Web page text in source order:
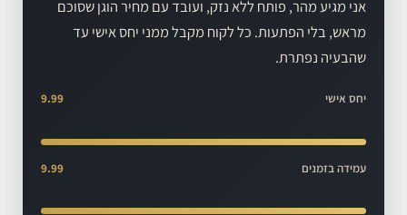
אני מגיע מהר, פותח ללא נזק, ועובד עם מחיר הוגן שסוכם
מראש, בלי הפתעות. כל לקוח מקבל ממני יחס אישי עד
שהבעיה נפתרת.
יחס אישי 9.99
עמידה בזמנים 9.99